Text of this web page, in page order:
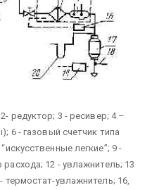
редуктор; 3 - ресивер; 4 –
6 - газовый счетчик типа
легкие”; 9 -
12 - увлажнитель; 13
термостат-увлажнитель; 16,